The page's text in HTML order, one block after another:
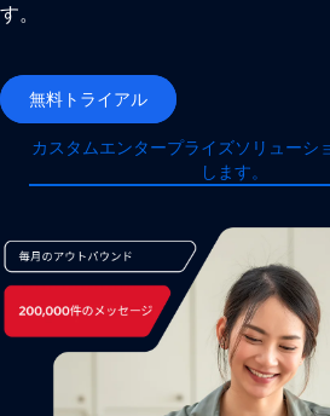
す。
無料トライアル
カスタムエンタープライズソリューシ
します。